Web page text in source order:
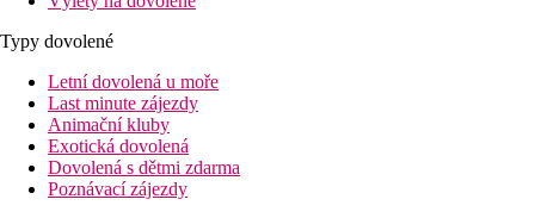
Typy dovolené
Letní dovolená u moře
Last minute zájezdy
Animační kluby
Exotická dovolená
Dovolená s dětmi zdarma
Poznávací zájezdy